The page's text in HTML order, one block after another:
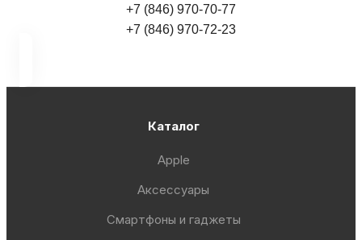
+7 (846) 970-70-77
+7 (846) 970-72-23
Каталог
Apple
Аксессуары
Смартфоны и гаджеты